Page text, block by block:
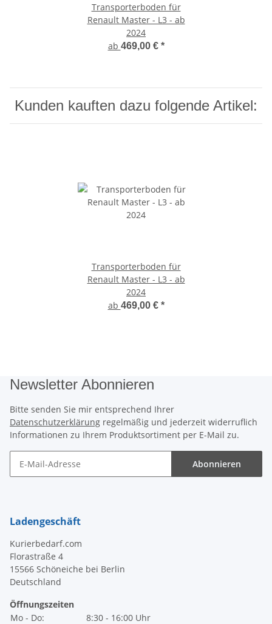
Transporterboden für
Renault Master - L3 - ab
2024
ab 469,00 € *
Kunden kauften dazu folgende Artikel:
Transporterboden für
Renault Master - L3 - ab
2024
ab 469,00 € *
Newsletter Abonnieren
Bitte senden Sie mir entsprechend Ihrer
Datenschutzerklärung regelmäßig und jederzeit widerruflich
Informationen zu Ihrem Produktsortiment per E-Mail zu.
Abonnieren
Ladengeschäft
Kurierbedarf.com
Florastraße 4
15566 Schöneiche bei Berlin
Deutschland
Öffnungszeiten
Mo - Do:
8:30 - 16:00 Uhr